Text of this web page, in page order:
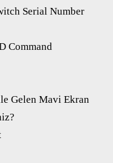
Serial Number
Command
Gelen Mavi Ekran